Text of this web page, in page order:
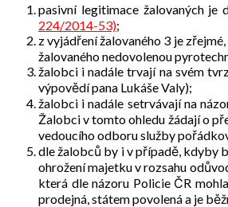
pasivní legitimace žalovaných je
224/2014-53);
z vyjádření žalovaného 3 je
žalovaného nedovolenou
žalobci i nadále trvají na svém
výpovědí pana Lukáše Valy);
žalobci i nadále setrvávají na
Žalobci v tomto ohledu žádají o
vedoucího odboru služby
dle žalobců by i v případě, kdyby
ohrožení majetku v rozsahu
která dle názoru Policie ČR
prodejná, státem povolená a je